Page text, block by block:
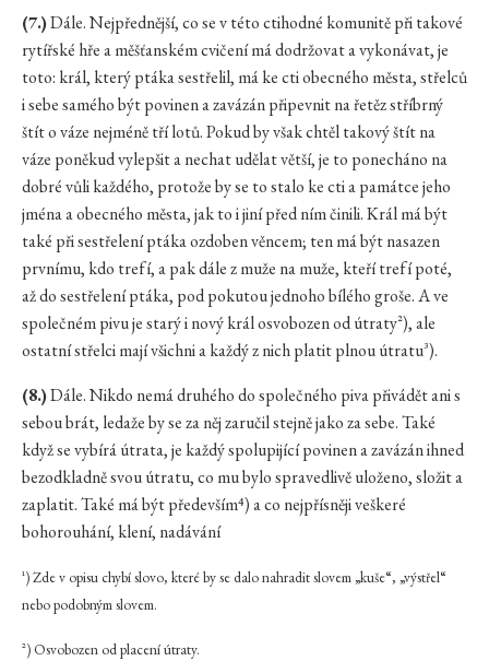
(7.)Dále. Nejpřednější, co se v této ctihodné komunitě při takové
rytířské hře a měšťanském cvičení má dodržovat a vykonávat, je
toto: král, který ptáka sestřelil, má ke cti obecného města, střelců
i sebe samého být povinen a zavázán připevnit na řetěz stříbrný
štít o váze nejméně tří lotů. Pokud by však chtěl takový štít na
váze poněkud vylepšit a nechat udělat větší, je to ponecháno na
dobré vůli každého, protože by se to stalo ke cti a památce jeho
jména a obecného města, jak to i jiní před ním činili. Král má být
také při sestřelení ptáka ozdoben věncem; ten má být nasazen
prvnímu, kdo trefí, a pak dále z muže na muže, kteří trefí poté,
až do sestřelení ptáka, pod pokutou jednoho bílého groše. A ve
společném pivu je starý i nový král osvobozen od útraty²), ale
ostatní střelci mají všichni a každý z nich platit plnou útratu³).
(8.)Dále. Nikdo nemá druhého do společného piva přivádět ani s
sebou brát, ledaže by se za něj zaručil stejně jako za sebe. Také
když se vybírá útrata, je každý spolupijící povinen a zavázán ihned
bezodkladně svou útratu, co mu bylo spravedlivě uloženo, složit a
zaplatit. Také má být především⁴) a co nejpřísněji veškeré
bohorouhání, klení, nadávání
¹) Zde v opisu chybí slovo, které by se dalo nahradit slovem „kuše“, „výstřel“
nebo podobným slovem.
²) Osvobozen od placení útraty.